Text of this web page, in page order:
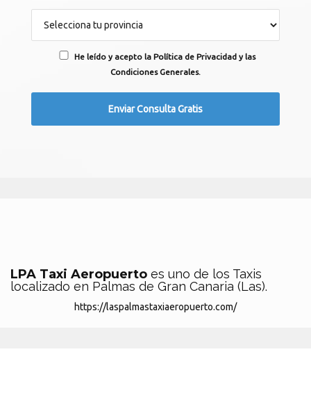
He leído y acepto la Política de Privacidad y las
Condiciones Generales.
LPA Taxi Aeropuerto es uno de los Taxis
localizado en Palmas de Gran Canaria (Las).
https://laspalmastaxiaeropuerto.com/